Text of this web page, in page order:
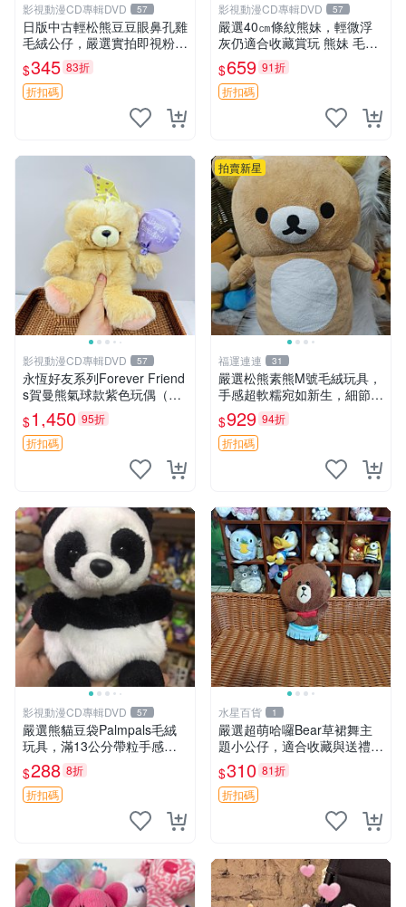
影視動漫CD專輯DVD 57
日版中古輕松熊豆豆眼鼻孔雞
毛絨公仔，嚴選實拍即視粉絲
必買 公仔紙箱氣泡膜精心包
裝快速發貨 輕松熊 公仔 雞毛
絨
$345 83折
折扣碼
影視動漫CD專輯DVD 57
嚴選40㎝條紋熊妹，輕微浮
灰仍適合收藏賞玩 熊妹 毛絨
玩具 浮雕熊
$659 91折
折扣碼
影視動漫CD專輯DVD 57
永恆好友系列Forever Friend
s賀曼熊氣球款紫色玩偶（鼻
子稍有磨損） 中古玩具 氣球
熊 玩偶
$1,450 95折
折扣碼
拍賣新星
福運連連 31
嚴選松熊素熊M號毛絨玩具，
手感超軟糯宛如新生，細節精
緻完美無瑕，推薦送禮或珍
藏，中古狀態保養得宜。 松
熊 素熊 毛絨doll
$929 94折
折扣碼
影視動漫CD專輯DVD 57
嚴選熊貓豆袋Palmpals毛絨
玩具，滿13公分帶粒手感極
佳，電影主題周邊推薦 熊貓
Palmpals 毛絨玩具 豆袋 劇場
版周邊
$288 8折
折扣碼
水星百貨 1
嚴選超萌哈囉Bear草裙舞主
題小公仔，適合收藏與送禮 1
00 克 哈囉Bear 草裙舞
$310 81折
折扣碼